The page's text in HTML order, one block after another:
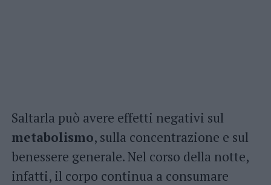
Saltarla può avere effetti negativi sul
metabolismo, sulla concentrazione e sul
benessere generale. Nel corso della notte,
infatti, il corpo continua a consumare